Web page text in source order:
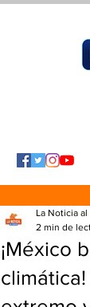
¡México
La Noticia
2 min de